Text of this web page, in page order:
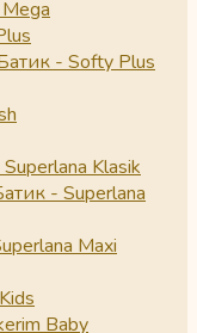
- Softy Plus
Klasik
- Superlana
Maxi
Baby